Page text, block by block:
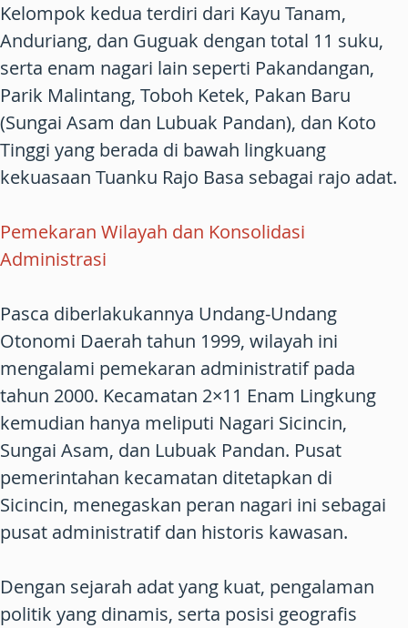
Kelompok kedua terdiri dari Kayu Tanam,
Anduriang, dan Guguak dengan total 11 suku,
serta enam nagari lain seperti Pakandangan,
Parik Malintang, Toboh Ketek, Pakan Baru
(Sungai Asam dan Lubuak Pandan), dan Koto
Tinggi yang berada di bawah lingkuang
kekuasaan Tuanku Rajo Basa sebagai rajo adat.
Pemekaran Wilayah dan Konsolidasi
Administrasi
Pasca diberlakukannya Undang-Undang
Otonomi Daerah tahun 1999, wilayah ini
mengalami pemekaran administratif pada
tahun 2000. Kecamatan 2×11 Enam Lingkung
kemudian hanya meliputi Nagari Sicincin,
Sungai Asam, dan Lubuak Pandan. Pusat
pemerintahan kecamatan ditetapkan di
Sicincin, menegaskan peran nagari ini sebagai
pusat administratif dan historis kawasan.
Dengan sejarah adat yang kuat, pengalaman
politik yang dinamis, serta posisi geografis